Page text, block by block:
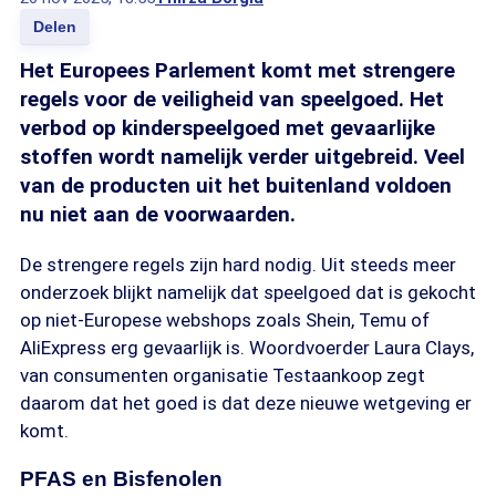
Delen
Het Europees Parlement komt met strengere
regels voor de veiligheid van speelgoed. Het
verbod op kinderspeelgoed met gevaarlijke
stoffen wordt namelijk verder uitgebreid. Veel
van de producten uit het buitenland voldoen
nu niet aan de voorwaarden.
De strengere regels zijn hard nodig. Uit steeds meer
onderzoek blijkt namelijk dat speelgoed dat is gekocht
op niet-Europese webshops zoals Shein, Temu of
AliExpress erg gevaarlijk is. Woordvoerder Laura Clays,
van consumenten organisatie Testaankoop zegt
daarom dat het goed is dat deze nieuwe wetgeving er
komt.
PFAS en Bisfenolen